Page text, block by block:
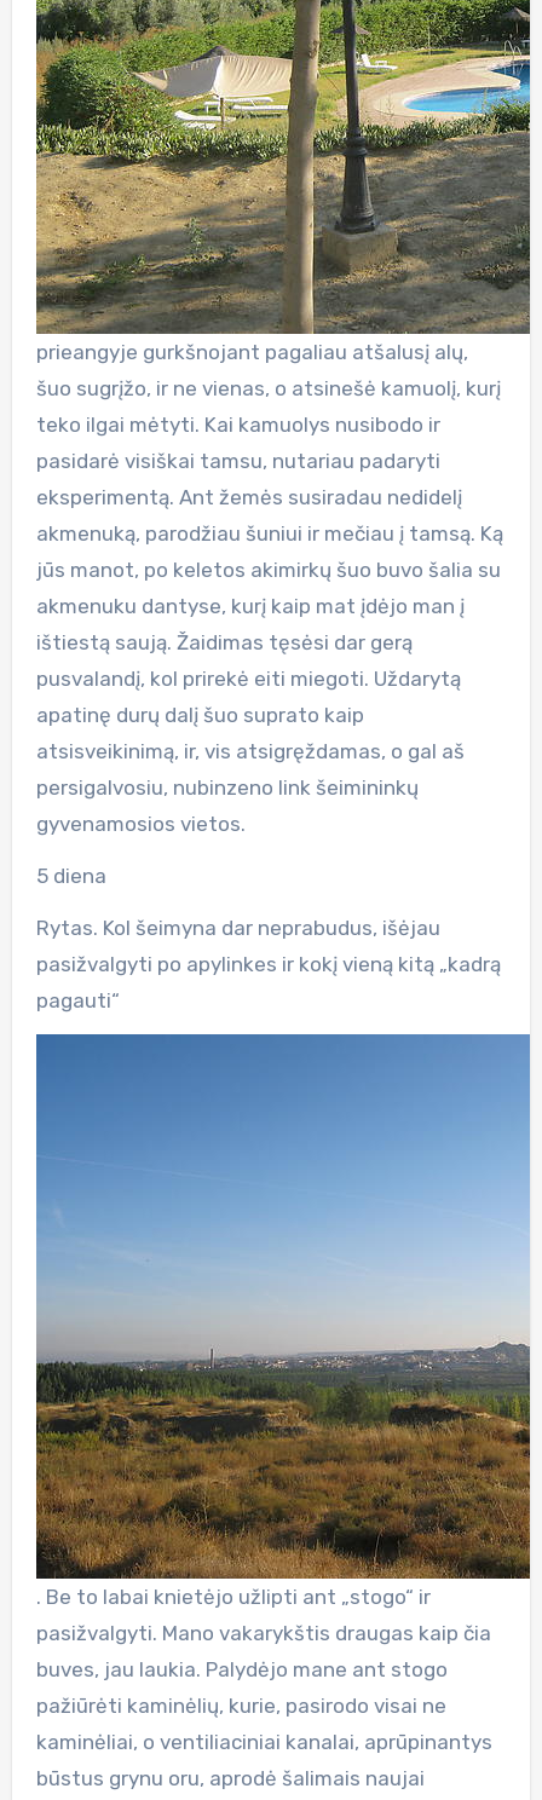
prieangyje gurkšnojant pagaliau atšalusį alų,
šuo sugrįžo, ir ne vienas, o atsinešė kamuolį, kurį
teko ilgai mėtyti. Kai kamuolys nusibodo ir
pasidarė visiškai tamsu, nutariau padaryti
eksperimentą. Ant žemės susiradau nedidelį
akmenuką, parodžiau šuniui ir mečiau į tamsą. Ką
jūs manot, po keletos akimirkų šuo buvo šalia su
akmenuku dantyse, kurį kaip mat įdėjo man į
ištiestą saują. Žaidimas tęsėsi dar gerą
pusvalandį, kol prirekė eiti miegoti. Uždarytą
apatinę durų dalį šuo suprato kaip
atsisveikinimą, ir, vis atsigręždamas, o gal aš
persigalvosiu, nubinzeno link šeimininkų
gyvenamosios vietos.
5 diena
Rytas. Kol šeimyna dar neprabudus, išėjau
pasižvalgyti po apylinkes ir kokį vieną kitą „kadrą
pagauti“
. Be to labai knietėjo užlipti ant „stogo“ ir
pasižvalgyti. Mano vakarykštis draugas kaip čia
buves, jau laukia. Palydėjo mane ant stogo
pažiūrėti kaminėlių, kurie, pasirodo visai ne
kaminėliai, o ventiliaciniai kanalai, aprūpinantys
būstus grynu oru, aprodė šalimais naujai